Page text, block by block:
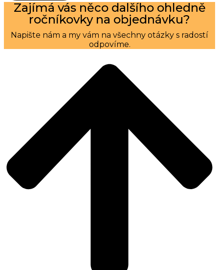
Zajímá vás něco dalšího ohledně
ročníkovky na objednávku?
Napište nám a my vám na všechny otázky s radostí
odpovíme.